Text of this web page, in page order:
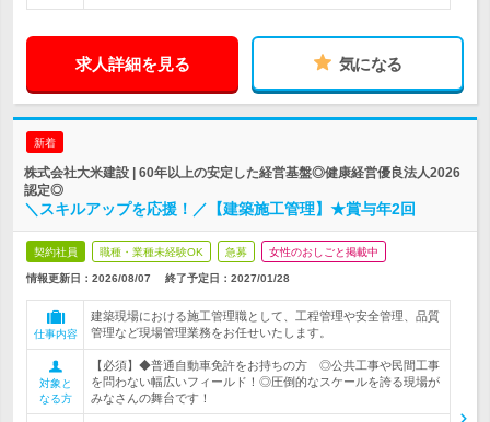
求人詳細を見る 気になる
新着
株式会社大米建設 | 60年以上の安定した経営基盤◎健康経営優良法人2026
認定◎
＼スキルアップを応援！／【建築施工管理】★賞与年2回
契約社員 職種・業種未経験OK 急募 女性のおしごと掲載中
情報更新日：2026/08/07 終了予定日： 2027/01/28
仕事内容
建築現場における施工管理職として、工程管理や安全管理、品質
管理など現場管理業務をお任せいたします。
対象と
なる方
【必須】◆普通自動車免許をお持ちの方 ◎公共工事や民間工事
を問わない幅広いフィールド！◎圧倒的なスケールを誇る現場が
みなさんの舞台です！